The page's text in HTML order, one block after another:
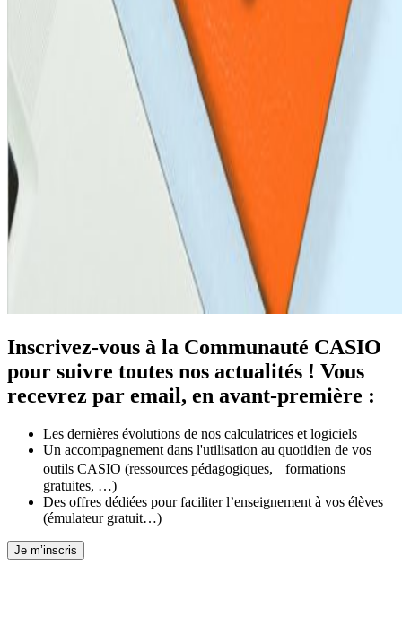
Inscrivez-vous à la Communauté CASIO
pour suivre toutes nos actualités ! Vous
recevrez par email, en avant-première :
Les dernières évolutions de nos calculatrices et logiciels
Un accompagnement dans l'utilisation au quotidien de vos
outils CASIO (ressources pédagogiques, formations
gratuites, …)
Des offres dédiées pour faciliter l’enseignement à vos élèves
(émulateur gratuit…)
Je m’inscris